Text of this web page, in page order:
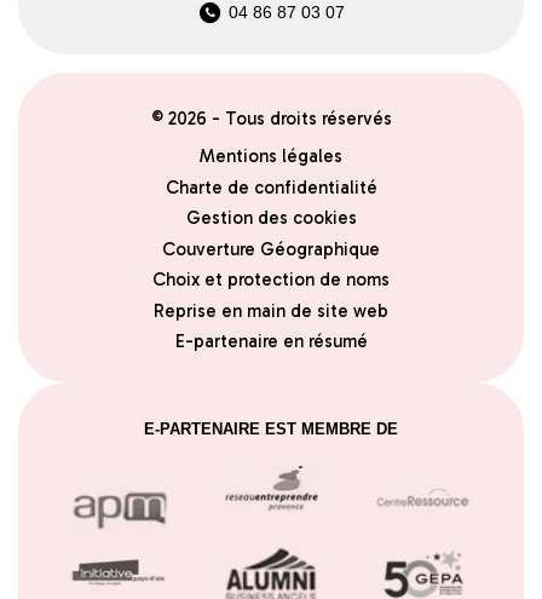
04 86 87 03 07
© 2026 - Tous droits réservés
Mentions légales
Charte de confidentialité
Gestion des cookies
Couverture Géographique
Choix et protection de noms
Reprise en main de site web
E-partenaire en résumé
E-PARTENAIRE EST MEMBRE DE